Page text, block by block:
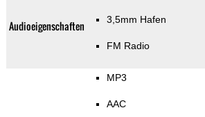
Audioeigenschaften 3,5mm Hafen
FM Radio
MP3
AAC